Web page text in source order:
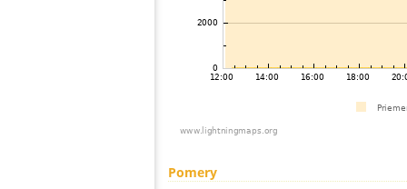
Pomery